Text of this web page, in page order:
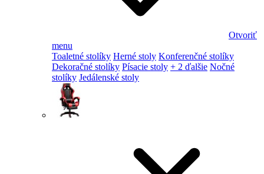
Otvoriť
menu
Toaletné stolíky Herné stoly Konferenčné stolíky
Dekoračné stolíky Písacie stoly + 2 ďalšie Nočné
stolíky Jedálenské stoly